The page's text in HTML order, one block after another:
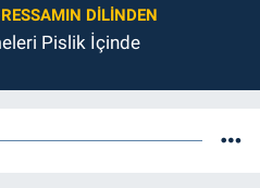
DILINDEN
Pislik İçinde